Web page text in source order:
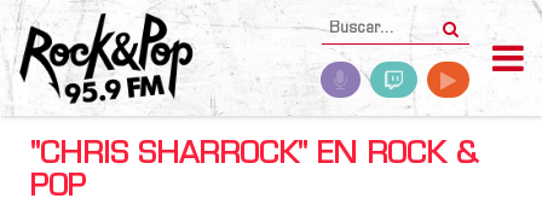
"CHRIS SHARROCK" EN ROCK &
POP